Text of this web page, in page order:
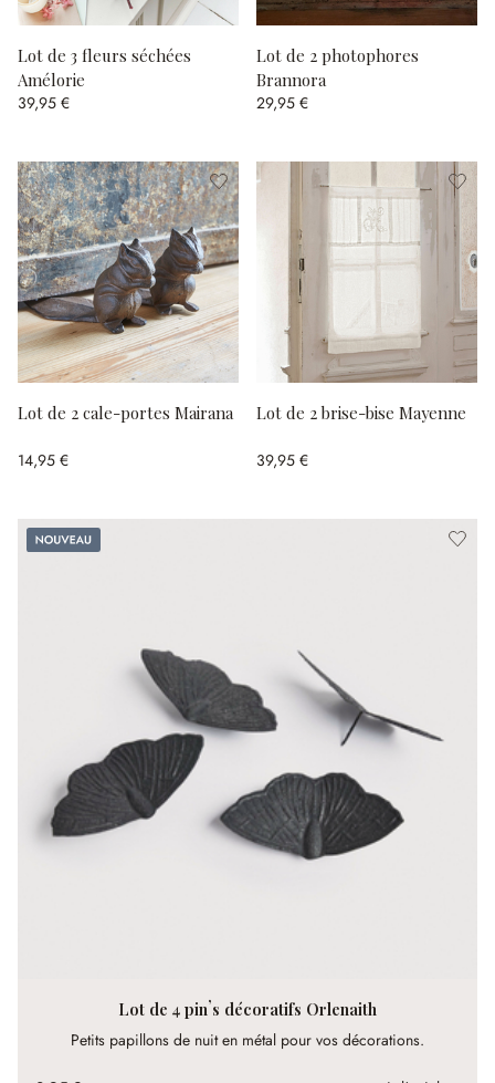
Lot de 3 fleurs séchées
Amélorie
39,95 €
Lot de 2 photophores
Brannora
29,95 €
Lot de 2 cale-portes Mairana
14,95 €
Lot de 2 brise-bise Mayenne
39,95 €
Nouveau
Lot de 4 pin’s décoratifs Orlenaith
Petits papillons de nuit en métal pour vos décorations.